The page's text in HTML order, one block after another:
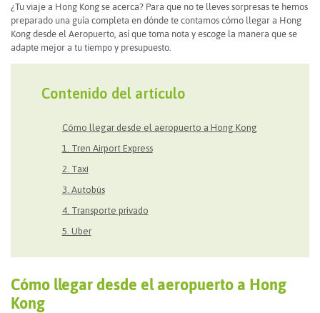
¿Tu viaje a Hong Kong se acerca? Para que no te lleves sorpresas te hemos
preparado una guía completa en dónde te contamos cómo llegar a Hong
Kong desde el Aeropuerto, así que toma nota y escoge la manera que se
adapte mejor a tu tiempo y presupuesto.
Contenido del artículo
Cómo llegar desde el aeropuerto a Hong Kong
1. Tren Airport Express
2. Taxi
3. Autobús
4. Transporte privado
5. Uber
Cómo llegar desde el aeropuerto a Hong
Kong